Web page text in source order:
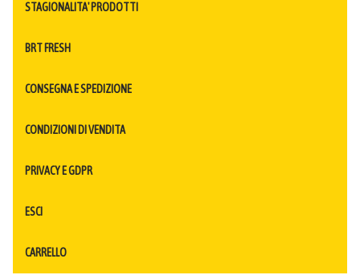
STAGIONALITA' PRODOTTI
BRT FRESH
CONSEGNA E SPEDIZIONE
CONDIZIONI DI VENDITA
PRIVACY E GDPR
ESCI
CARRELLO